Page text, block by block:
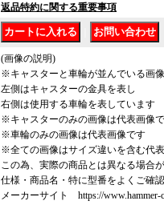
返品特約に関する重要事項
(画像の説明)
※キャスターと車輪が並んでいる画
左側はキャスターの金具を表し
右側は使用する車輪を表しています
※キャスターのみの画像は代表画像
※車輪のみの画像は代表画像です
※全ての画像はサイズ違いを含む代
この為、実際の商品とは異なる場合
仕様・商品名・特に型番をよくご確
メーカーサイト https://www.hammer-